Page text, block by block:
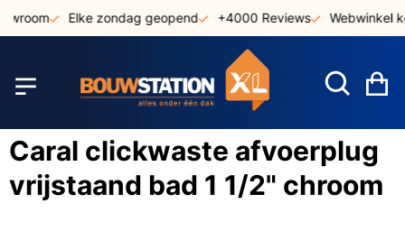
Elke zondag geopend +4000 Reviews Webwinkel
Caral clickwaste afvoerplug
vrijstaand bad 1 1/2" chroom